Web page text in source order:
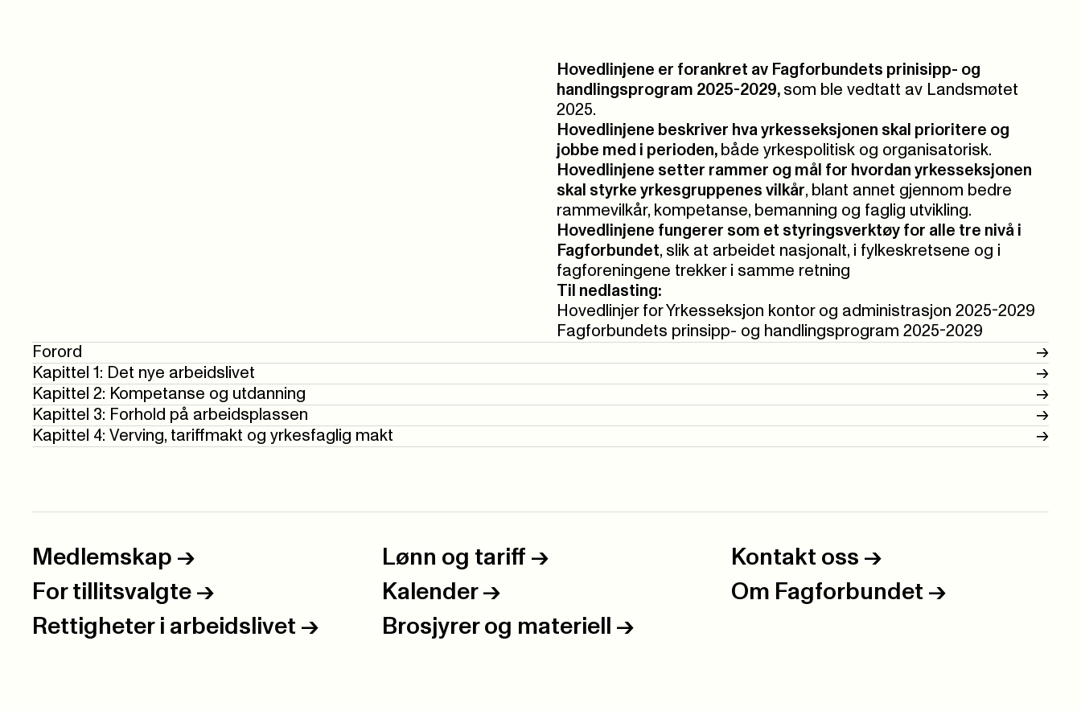
Hovedlinjene er forankret av Fagforbundets prinisipp- og
handlingsprogram 2025-2029, som ble vedtatt av Landsmøtet
2025.
Hovedlinjene beskriver hva yrkesseksjonen skal prioritere og
jobbe med i perioden, både yrkespolitisk og organisatorisk.
Hovedlinjene setter rammer og mål for hvordan yrkesseksjonen
skal styrke yrkesgruppenes vilkår, blant annet gjennom bedre
rammevilkår, kompetanse, bemanning og faglig utvikling.
Hovedlinjene fungerer som et styringsverktøy for alle tre nivå i
Fagforbundet, slik at arbeidet nasjonalt, i fylkeskretsene og i
fagforeningene trekker i samme retning
Til nedlasting:
Hovedlinjer for Yrkesseksjon kontor og administrasjon 2025-2029
Fagforbundets prinsipp- og handlingsprogram 2025-2029
Forord
->
Kapittel 1: Det nye arbeidslivet
->
Kapittel 2: Kompetanse og utdanning
->
Kapittel 3: Forhold på arbeidsplassen
->
Kapittel 4: Verving, tariffmakt og yrkesfaglig makt
->
Medlemskap -> Lønn og tariff -> Kontakt oss ->
For tillitsvalgte -> Kalender -> Om Fagforbundet ->
Rettigheter i arbeidslivet -> Brosjyrer og materiell ->